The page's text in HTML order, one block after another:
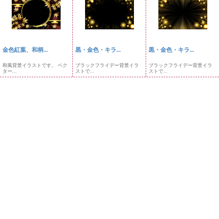
金色紅葉、和柄...
和風背景イラストです。 ベク
ター...
黒・金色・キラ...
ブラックフライデー背景イラ
ストで...
黒・金色・キラ...
ブラックフライデー背景イラ
ストで...